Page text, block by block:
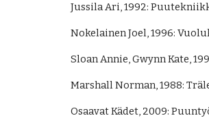
Jussila Ari, 1992:
Nokelainen Joel, 1996:
Sloan Annie, Gwynn Kate,
Marshall Norman, 1988:
Osaavat Kädet, 2009: